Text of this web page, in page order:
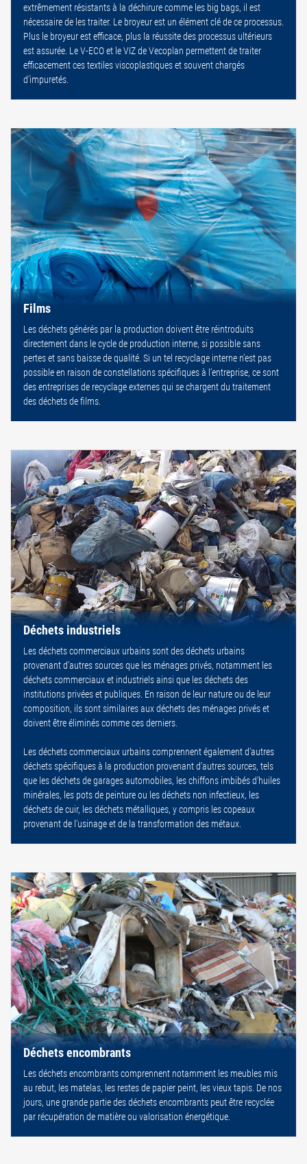
extrêmement résistants à la déchirure comme les big bags, il est
nécessaire de les traiter. Le broyeur est un élément clé de ce processus.
Plus le broyeur est efficace, plus la réussite des processus ultérieurs
est assurée. Le V-ECO et le VIZ de Vecoplan permettent de traiter
efficacement ces textiles viscoplastiques et souvent chargés
d’impuretés.
Films
Les déchets générés par la production doivent être réintroduits
directement dans le cycle de production interne, si possible sans
pertes et sans baisse de qualité. Si un tel recyclage interne n’est pas
possible en raison de constellations spécifiques à l’entreprise, ce sont
des entreprises de recyclage externes qui se chargent du traitement
des déchets de films.
Déchets industriels
Les déchets commerciaux urbains sont des déchets urbains
provenant d’autres sources que les ménages privés, notamment les
déchets commerciaux et industriels ainsi que les déchets des
institutions privées et publiques. En raison de leur nature ou de leur
composition, ils sont similaires aux déchets des ménages privés et
doivent être éliminés comme ces derniers.
Les déchets commerciaux urbains comprennent également d’autres
déchets spécifiques à la production provenant d’autres sources, tels
que les déchets de garages automobiles, les chiffons imbibés d’huiles
minérales, les pots de peinture ou les déchets non infectieux, les
déchets de cuir, les déchets métalliques, y compris les copeaux
provenant de l’usinage et de la transformation des métaux.
Déchets encombrants
Les déchets encombrants comprennent notamment les meubles mis
au rebut, les matelas, les restes de papier peint, les vieux tapis. De nos
jours, une grande partie des déchets encombrants peut être recyclée
par récupération de matière ou valorisation énergétique.